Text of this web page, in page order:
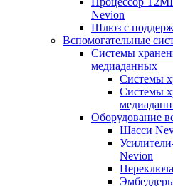
Nevion
Шлюз с
Вспомогательные
Системы
медиаданных
Системы
Системы
Оборудование
Шасси
Nevion